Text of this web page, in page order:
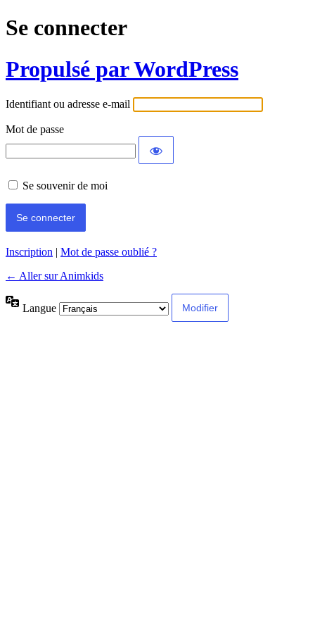
Se connecter
Propulsé par WordPress
Identifiant ou adresse e-mail
Mot de passe
Se souvenir de moi
Inscription | Mot de passe oublié ?
← Aller sur Animkids
Langue